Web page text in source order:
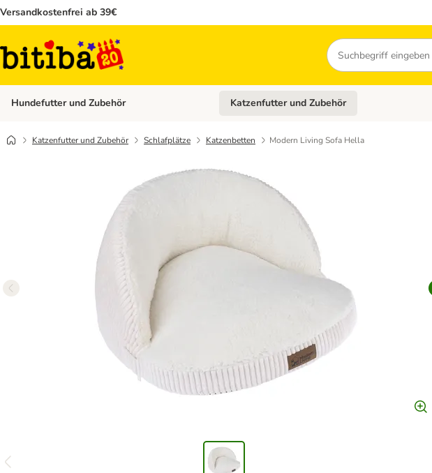
Versandkostenfrei ab 39€
Suchen
Hundefutter und Zubehör Kategorie-Menü öffnen: Hundefutter und Zubehör
Katzenfutter und Zubehör
Katzenfutter und Zubehör Schlafplätze Katzenbetten Modern Living Sofa Hella